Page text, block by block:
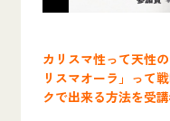
カリスマ性って天性
リスマオーラ」って
クで出来る方法を受